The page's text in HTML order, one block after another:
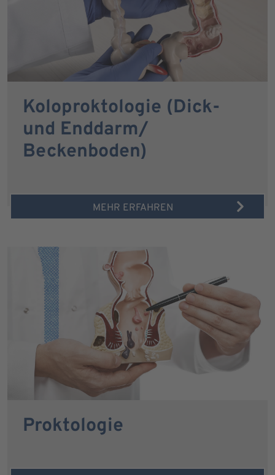
Koloproktologie (Dick-
und Enddarm/
Beckenboden)
MEHR ERFAHREN
Proktologie